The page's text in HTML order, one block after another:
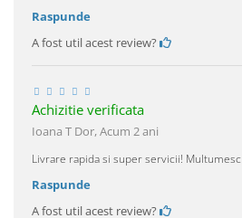
Raspunde
A fost util acest review?
Achizitie verificata
Ioana T Dor,Acum 2 ani
Livrare rapida si super servicii! Multumesc
Raspunde
A fost util acest review?